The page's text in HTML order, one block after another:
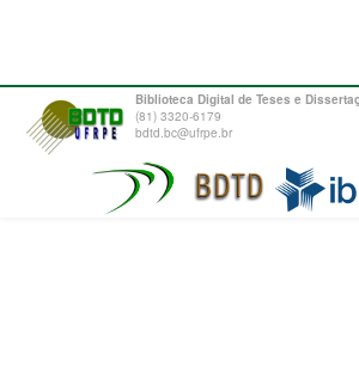
Biblioteca Digital de Teses e
(81) 3320-6179
bdtd.bc@ufrpe.br